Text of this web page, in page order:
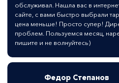
обслуживал. Нашла вас в
сайте, с вами быстро выбрали
цена меньше! Просто супер!
проблем. Пользуемся месяц,
пишите и не волнуйтесь)
Федор Степанов